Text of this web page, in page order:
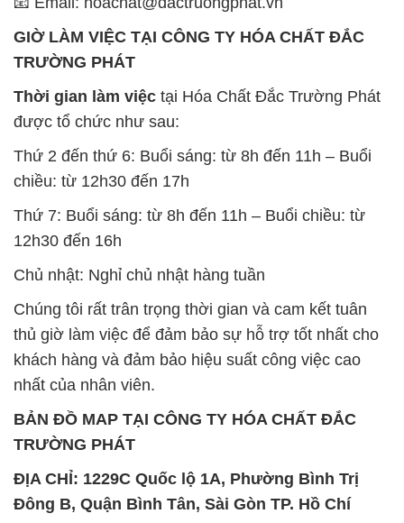
được tổ chức như sau:
Thứ 2 đến thứ 6: Buổi sáng: từ 8h đến 11h – Buổi
chiều: từ 12h30 đến 17h
Thứ 7: Buổi sáng: từ 8h đến 11h – Buổi chiều: từ
12h30 đến 16h
Chủ nhật: Nghỉ chủ nhật hàng tuần
thủ giờ làm việc để đảm bảo sự hỗ trợ tốt nhất cho
khách hàng và đảm bảo hiệu suất công việc cao
nhất của nhân viên.
BẢN ĐỒ MAP TẠI CÔNG TY HÓA CHẤT ĐẮC
TRƯỜNG PHÁT
ĐỊA CHỈ: 1229C Quốc lộ 1A, Phường Bình Trị
Đông B, Quận Bình Tân, Sài Gòn TP. Hồ Chí
Minh